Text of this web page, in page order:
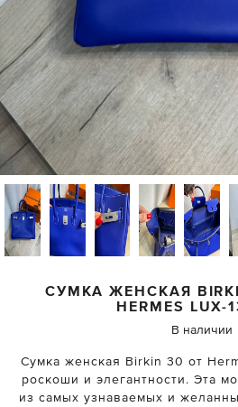
СУМКА ЖЕНСКАЯ
HERMES LUX-
В наличии
Сумка женская Birkin 30 от
роскоши и элегантности. Эта
из самых узнаваемых и